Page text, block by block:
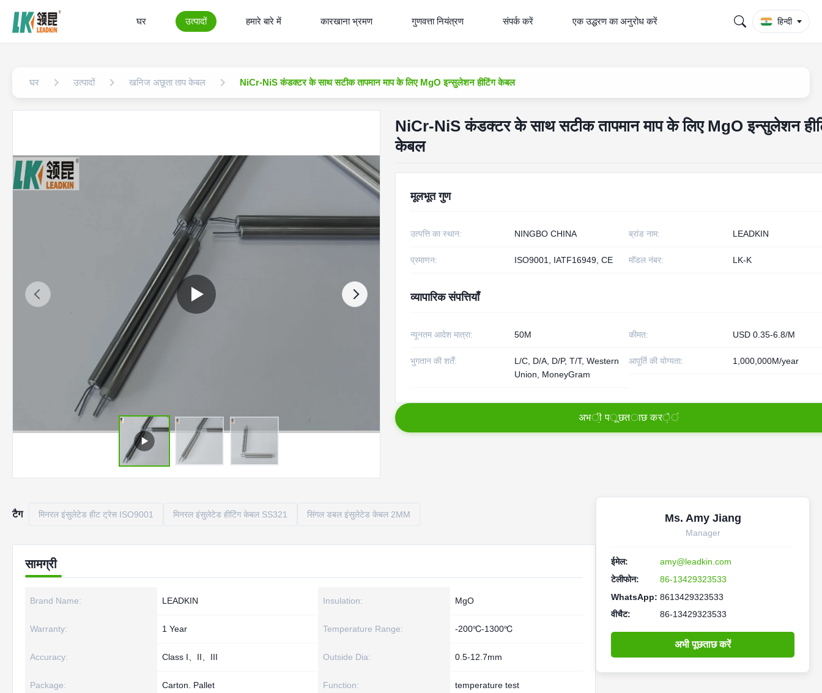
घर उत्पादों हमारे बारे में कारखाना भ्रमण गुणवत्ता नियंत्रण संपर्क करें एक उद्धरण का अनुरोध करें हिन्दी
घर उत्पादों खनिज अछूता ताप केबल NiCr-NiS कंडक्टर के साथ सटीक तापमान माप के लिए MgO इन्सुलेशन हीटिंग केबल
NiCr-NiS कंडक्टर के साथ सटीक तापमान माप के लिए MgO इन्सुलेशन
केबल
मूलभूत गुण
उत्पत्ति का स्थान: NINGBO CHINA ब्रांड नाम: LEADKIN
प्रमाणन: ISO9001, IATF16949, CE मॉडल नंबर: LK-K
व्यापारिक संपत्तियाँ
न्यूनतम आदेश मात्रा: 50M कीमत: USD 0.35-6.8/M
भुगतान की शर्तें:
L/C, D/A, D/P, T/T, Western
Union, MoneyGram
आपूर्ति की योग्यता: 1,000,000M/year
अभी पूछताछ करें
टैग मिनरल इंसुलेटेड हीट ट्रेस ISO9001 मिनरल इंसुलेटेड हीटिंग केबल SS321 सिंगल डबल इंसुलेटेड केबल 2MM
सामग्री
Brand Name: LEADKIN Insulation: MgO
Warranty: 1 Year Temperature Range: -200℃-1300℃
Accuracy: Class I、II、III Outside Dia: 0.5-12.7mm
Package: Carton. Pallet Function: temperature test
Ms. Amy Jiang
Manager
ईमेल:
amy@leadkin.com
टेलीफोन:
86-13429323533
WhatsApp: 8613429323533
वीचैट:
86-13429323533
अभी पूछताछ करें